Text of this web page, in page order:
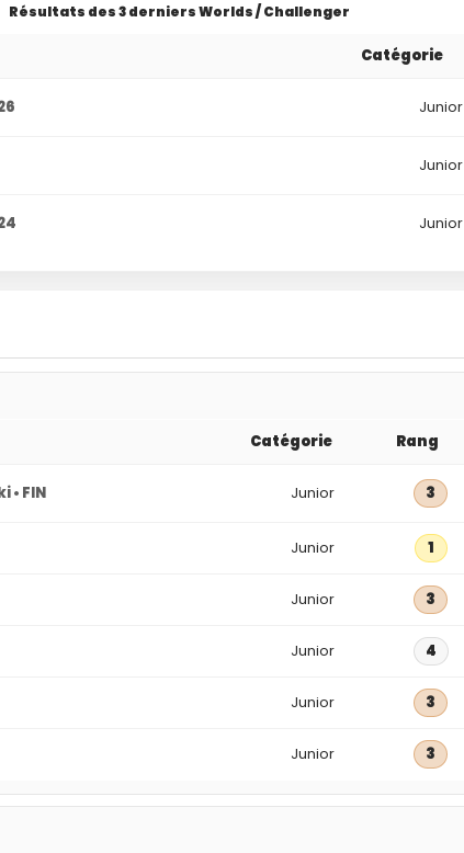
Résultats des 3 derniers Worlds / Challenger
Catégorie
Junior
Junior
Junior
Catégorie Rang
• FIN Junior 3
Junior 1
Junior 3
Junior 4
Junior 3
Junior 3